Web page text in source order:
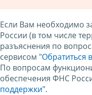
Если Вам необходимо
России (в том числе
разъяснения по
сервисом "Обратиться
По вопросам
обеспечения ФНС
поддержки".